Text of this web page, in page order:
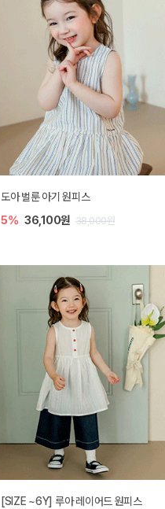
도아 벌룬 아기 원피스
5% 36,100원 38,000원
[SIZE ~6Y] 루아 레이어드 원피스